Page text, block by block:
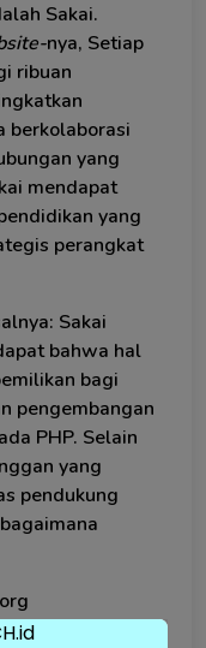
Sakai.
nya, Setiap
ribuan
berkolaborasi
yang
mendapat
yang
perangkat
Sakai
bahwa hal
bagi
pengembangan
PHP. Selain
yang
pendukung